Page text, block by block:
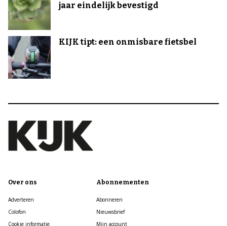
jaar eindelijk bevestigd
KIJK tipt: een onmisbare fietsbel
Over ons
Adverteren
Colofon
Cookie informatie
Abonnementen
Abonneren
Nieuwsbrief
Mijn account